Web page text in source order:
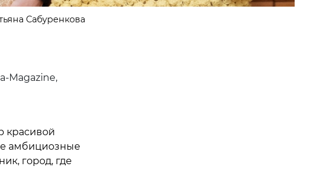
Сабуренкова
Magazine,
красивой
амбициозные
город, где